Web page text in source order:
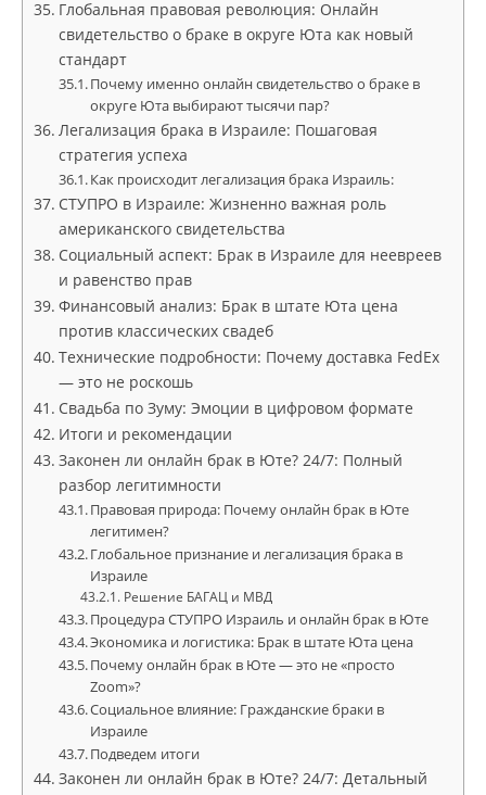
Глобальная правовая революция: Онлайн
свидетельство о браке в округе Юта как новый
стандарт
Почему именно онлайн свидетельство о браке в
округе Юта выбирают тысячи пар?
Легализация брака в Израиле: Пошаговая
стратегия успеха
Как происходит легализация брака Израиль:
СТУПРО в Израиле: Жизненно важная роль
американского свидетельства
Социальный аспект: Брак в Израиле для неевреев
и равенство прав
Финансовый анализ: Брак в штате Юта цена
против классических свадеб
Технические подробности: Почему доставка FedEx
— это не роскошь
Свадьба по Зуму: Эмоции в цифровом формате
Итоги и рекомендации
Законен ли онлайн брак в Юте? 24/7: Полный
разбор легитимности
Правовая природа: Почему онлайн брак в Юте
легитимен?
Глобальное признание и легализация брака в
Израиле
Решение БАГАЦ и МВД
Процедура СТУПРО Израиль и онлайн брак в Юте
Экономика и логистика: Брак в штате Юта цена
Почему онлайн брак в Юте — это не «просто
Zoom»?
Социальное влияние: Гражданские браки в
Израиле
Подведем итоги
Законен ли онлайн брак в Юте? 24/7: Детальный